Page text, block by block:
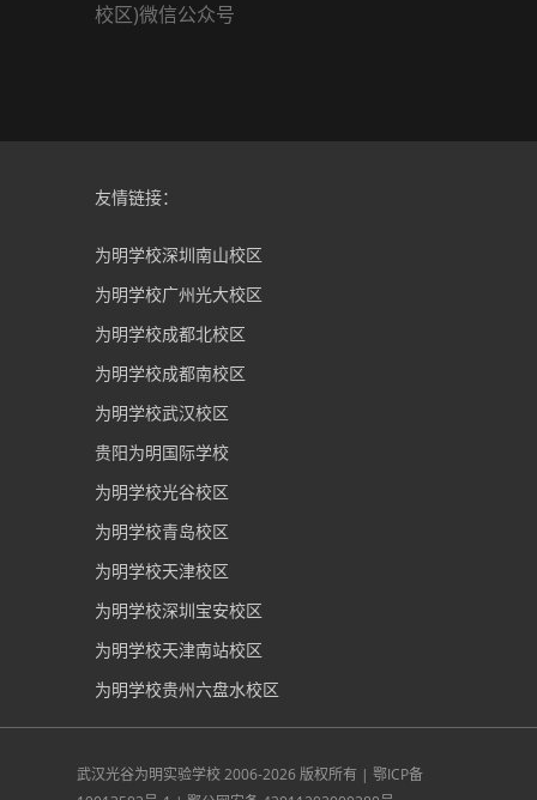
校区)微信公众号
友情链接：
为明学校深圳南山校区
为明学校广州光大校区
为明学校成都北校区
为明学校成都南校区
为明学校武汉校区
贵阳为明国际学校
为明学校光谷校区
为明学校青岛校区
为明学校天津校区
为明学校深圳宝安校区
为明学校天津南站校区
为明学校贵州六盘水校区
武汉光谷为明实验学校2006-2026 版权所有 | 鄂ICP备